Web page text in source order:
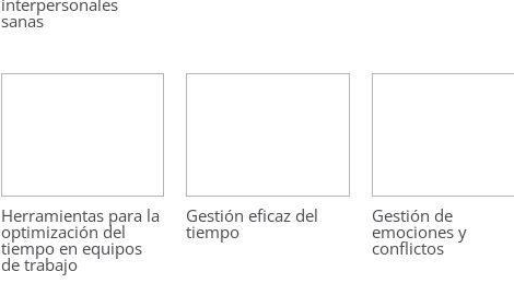
interpersonales
sanas
Herramientas para la
optimización del
tiempo en equipos
de trabajo
Gestión eficaz del
tiempo
Gestión de
emociones y
conflictos